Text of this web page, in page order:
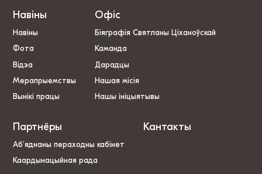
Навіны
Навіны
Фота
Відэа
Мерапрыемствы
Вынікі працы
Офіс
Біяграфія Святланы Ціханоўскай
Каманда
Дарадцы
Нашая місія
Нашы ініцыятывы
Партнёры
Аб’яднаны пераходны кабінет
Каардынацыйная рада
Кантакты